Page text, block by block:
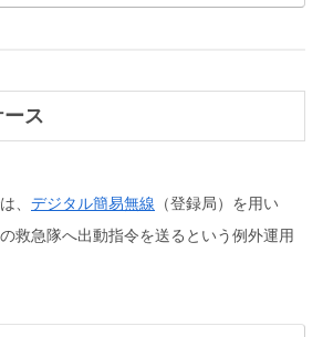
ス
、 デジタル簡易無線 （登録局）を用い
救急隊へ出動指令を送るという例外運用